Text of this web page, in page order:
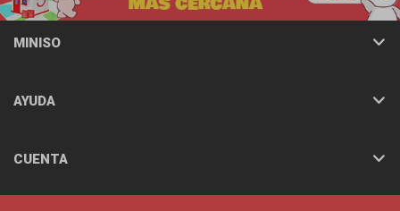
MINISO
AYUDA
CUENTA